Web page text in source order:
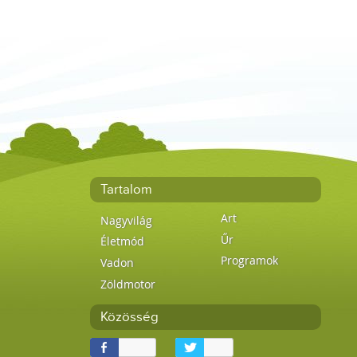
Tartalom
Nagyvilág
Életmód
Vadon
Zöldmotor
Art
Űr
Programok
Közösség